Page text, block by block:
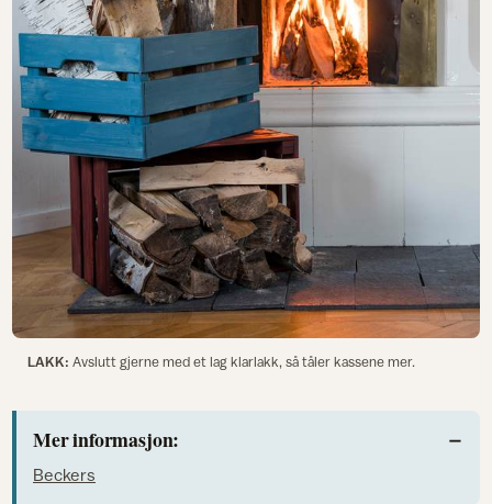
LAKK: Avslutt gjerne med et lag klarlakk, så tåler kassene mer.
Mer informasjon:
Beckers